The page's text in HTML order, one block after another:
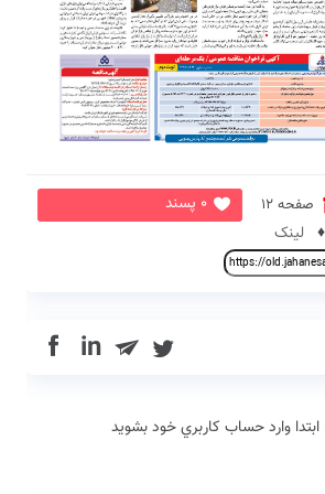
صفحه 12
0 پسند
لینک
in
ابتدا وارد حساب كاربري خود بشويد